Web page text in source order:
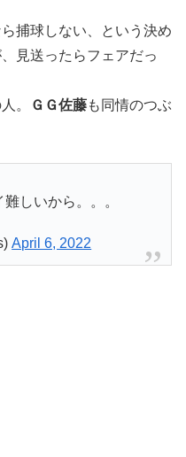
捕球しない、という決め
見送ったらフェアだっ
。
ＧＧ佐藤も同情のつぶ
しいから。。。
April 6, 2022